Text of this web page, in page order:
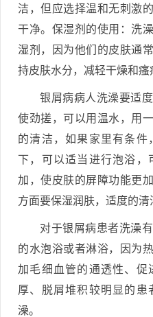
洁，但应选择温和无刺激
干净。保湿剂的使用：洗
湿剂，因为他们的皮肤通
持皮肤水分，减轻干燥和瘙
银屑病病人洗澡要适
使劲搓，可以用温水，用
的清洁，如果家里有条件
下，可以适当进行泡浴，
加，使皮肤的屏障功能更
方面要保湿润肤，适度的清
对于银屑病患者洗澡
的水泡浴或者淋浴，因为
加毛细血管的通透性、促
厚、脱屑堆积较明显的患
澡。